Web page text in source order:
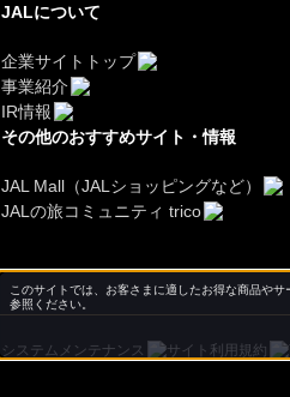
JALについて
企業サイトトップ
事業紹介
IR情報
その他のおすすめサイト・情報
JAL Mall（JALショッピングなど）
JALの旅コミュニティ trico
システムメンテナンス サイト利用規約
このサイトでは、お客さまに適したお得な商品や
参照ください。